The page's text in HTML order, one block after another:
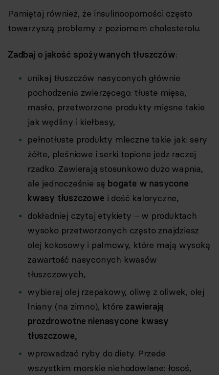
Pamiętaj również, że insulinooporności często
towarzyszą problemy z poziomem cholesterolu.
Zadbaj o jakość spożywanych tłuszczów:
unikaj tłuszczów nasyconych głównie
pochodzenia zwierzęcego: tłuste mięsa,
masło, przetworzone produkty mięsne takie
jak wędliny i kiełbasy,
pełnotłuste produkty mleczne takie jak: sery
żółte, pleśniowe i serki topione jedz raczej
rzadko. Zawierają stosunkowo dużo wapnia,
ale jednocześnie są bogate w nasycone
kwasy tłuszczowe i dość kaloryczne,
dokładniej czytaj etykiety – w produktach
wysoko przetworzonych często znajdziesz
olej kokosowy i palmowy, które mają wysoką
zawartość nasyconych kwasów
tłuszczowych,
wybieraj olej rzepakowy, oliwę z oliwek, olej
lniany (na zimno), które zawierają
prozdrowotne nienasycone kwasy
tłuszczowe,
wprowadzać ryby do diety. Przede
wszystkim morskie niehodowlane: łosoś,